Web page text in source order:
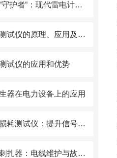
揭秘雷电的“守护者“：现代雷电计数器测试仪
雷电计数器测试仪的原理、应用及注意事项
试仪的应用和优势
器在电力设备上的应用
抗干扰介质损耗测试仪：提升信号稳定性的必备工具
便携式电缆刺扎器：电线维护与故障修复的得力助手